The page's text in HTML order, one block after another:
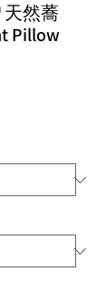
天然蕎
Pillow